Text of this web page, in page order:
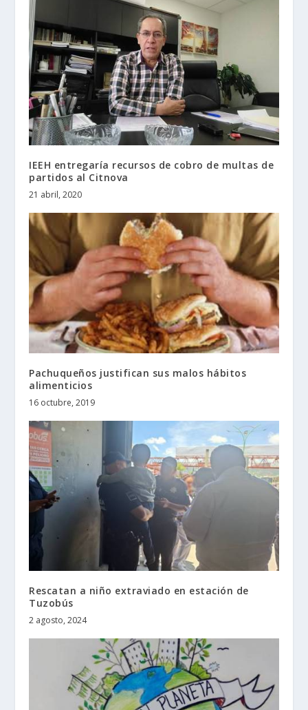
IEEH entregaría recursos de cobro de multas de
partidos al Citnova
21 abril, 2020
Pachuqueños justifican sus malos hábitos
alimenticios
16 octubre, 2019
Rescatan a niño extraviado en estación de
Tuzobús
2 agosto, 2024